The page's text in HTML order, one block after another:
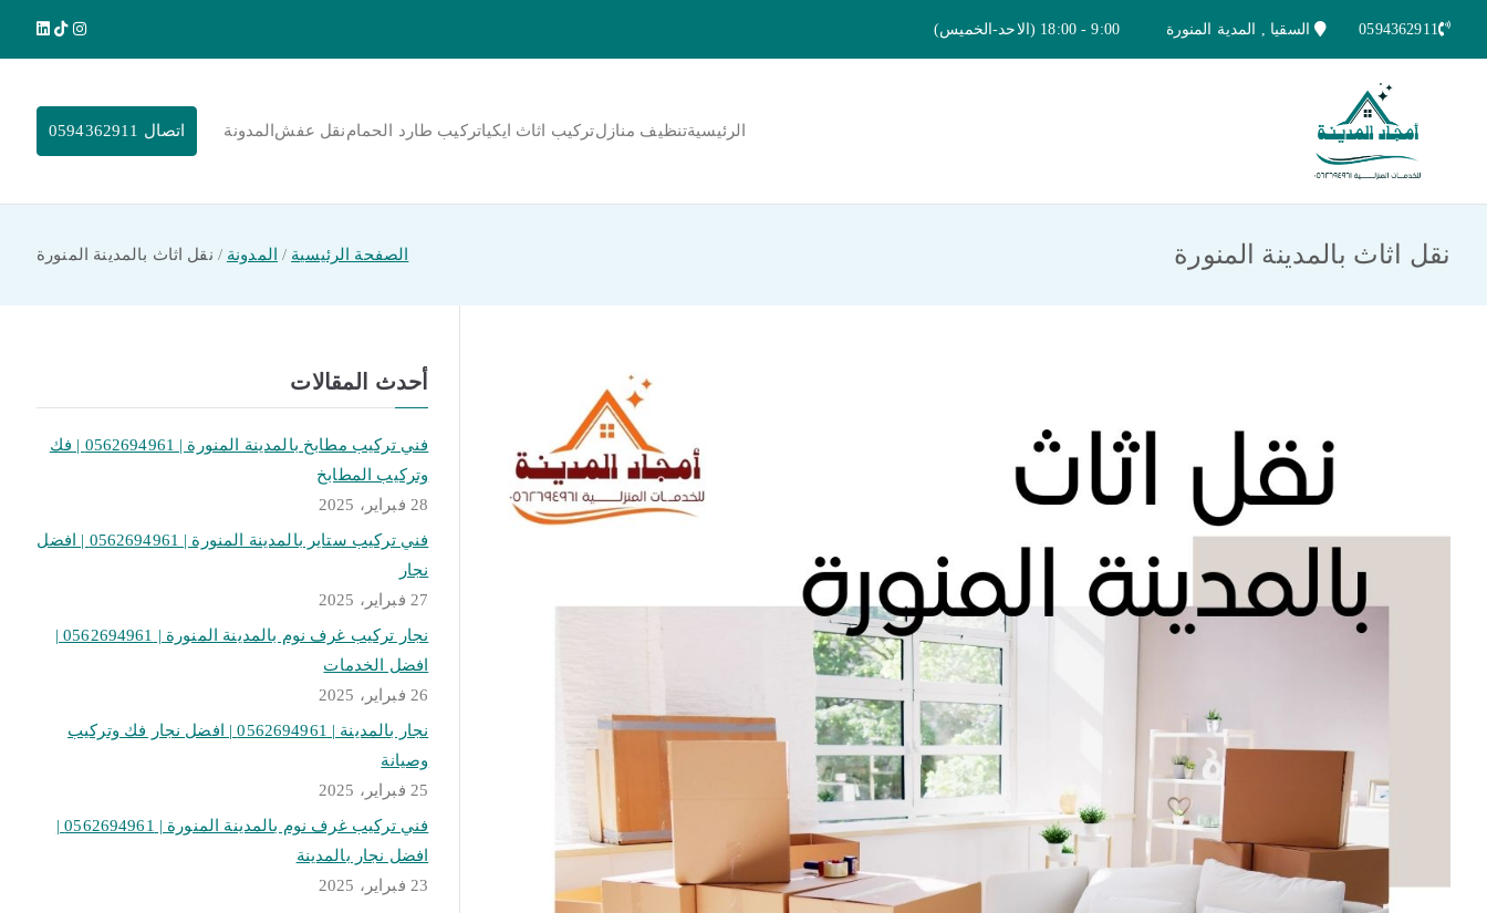
0594362911 السقيا , المدية المنورة
الرئيسيةتنظيف منازلتركيب اثاث ايكياتركيب طارد الحمامنقل عفش المدونة اتصال 0594362911
نقل اثاث بالمدينة المنورة الصفحة الرئيسية المدونة نقل اثاث بالمدينة المنورة
أحدث المقالات
فني تركيب مطابخ بالمدينة المنورة | 0562694961 | فك
وتركيب المطابخ
28 فبراير، 2025
فني تركيب ستاير بالمدينة المنورة | 0562694961 | افضل
نجار
27 فبراير، 2025
نجار تركيب غرف نوم بالمدينة المنورة | 0562694961 |
افضل الخدمات
26 فبراير، 2025
نجار بالمدينة | 0562694961 | افضل نجار فك وتركيب
وصيانة
25 فبراير، 2025
فني تركيب غرف نوم بالمدينة المنورة | 0562694961 |
افضل نجار بالمدينة
23 فبراير، 2025